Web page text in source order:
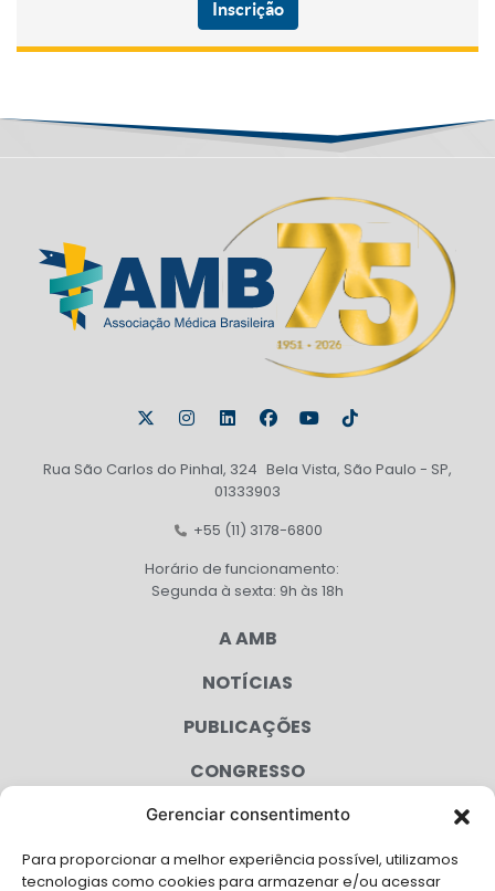
Gerenciar consentimento
Para proporcionar a melhor experiência possível, utilizamos
tecnologias como cookies para armazenar e/ou acessar
Inscrição
Rua São Carlos do Pinhal, 324 Bela Vista, São Paulo - SP,
01333903
+55 (11) 3178-6800
Horário de funcionamento:
Segunda à sexta: 9h às 18h
A AMB
NOTÍCIAS
PUBLICAÇÕES
CONGRESSO
AGENDA
CAMPANHAS